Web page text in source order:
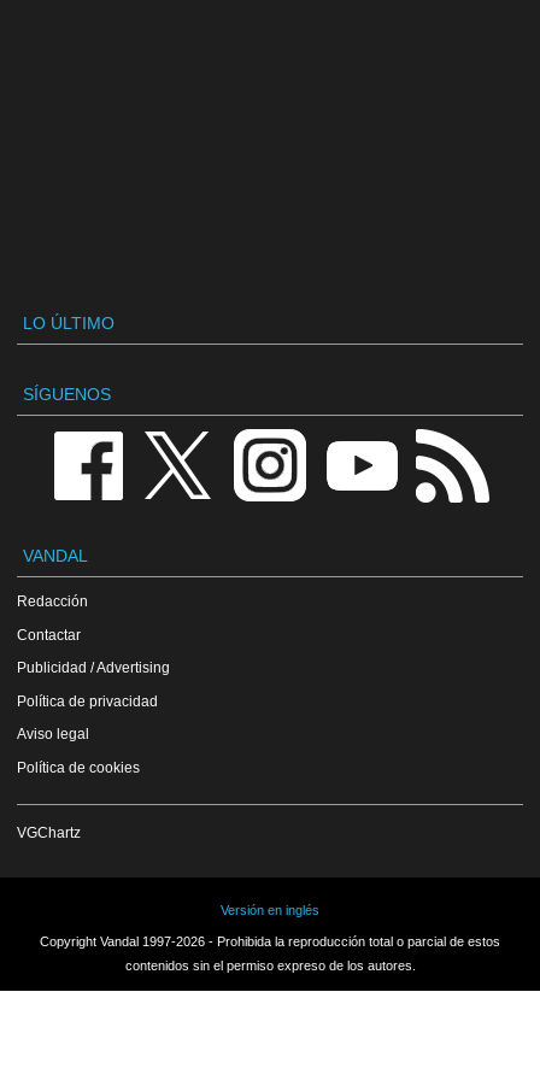
LO ÚLTIMO
SÍGUENOS
VANDAL
Redacción
Contactar
Publicidad / Advertising
Política de privacidad
Aviso legal
Política de cookies
VGChartz
Versión en inglés
Copyright Vandal 1997-2026 - Prohibida la reproducción total o parcial de estos
contenidos sin el permiso expreso de los autores.